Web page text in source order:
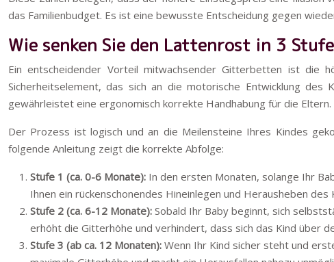
das Familienbudget. Es ist eine bewusste Entscheidung gegen
Wie senken Sie den Lattenrost in 3
Ein entscheidender Vorteil mitwachsender Gitterbetten ist die
Sicherheitselement, das sich an die motorische Entwicklung
gewährleistet eine ergonomisch korrekte Handhabung für die
Der Prozess ist logisch und an die Meilensteine Ihres Kindes
folgende Anleitung zeigt die korrekte Abfolge:
Stufe 1 (ca. 0-6 Monate): In den ersten Monaten, solange Ihr
Ihnen ein rückenschonendes Hineinlegen und Herausheben des
Stufe 2 (ca. 6-12 Monate): Sobald Ihr Baby beginnt, sich
erhöht die Gitterhöhe und verhindert, dass sich das Kind über
Stufe 3 (ab ca. 12 Monaten): Wenn Ihr Kind sicher steht und